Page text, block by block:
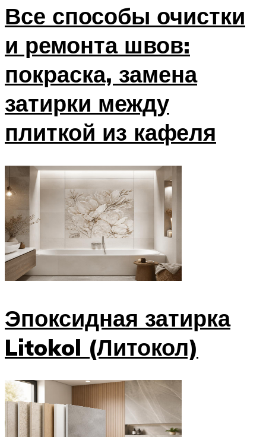
Все способы очистки
и ремонта швов:
покраска, замена
затирки между
плиткой из кафеля
Эпоксидная затирка
Litokol (Литокол)